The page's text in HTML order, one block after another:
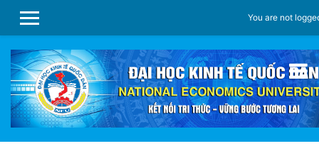
SIDE PANEL
You are not